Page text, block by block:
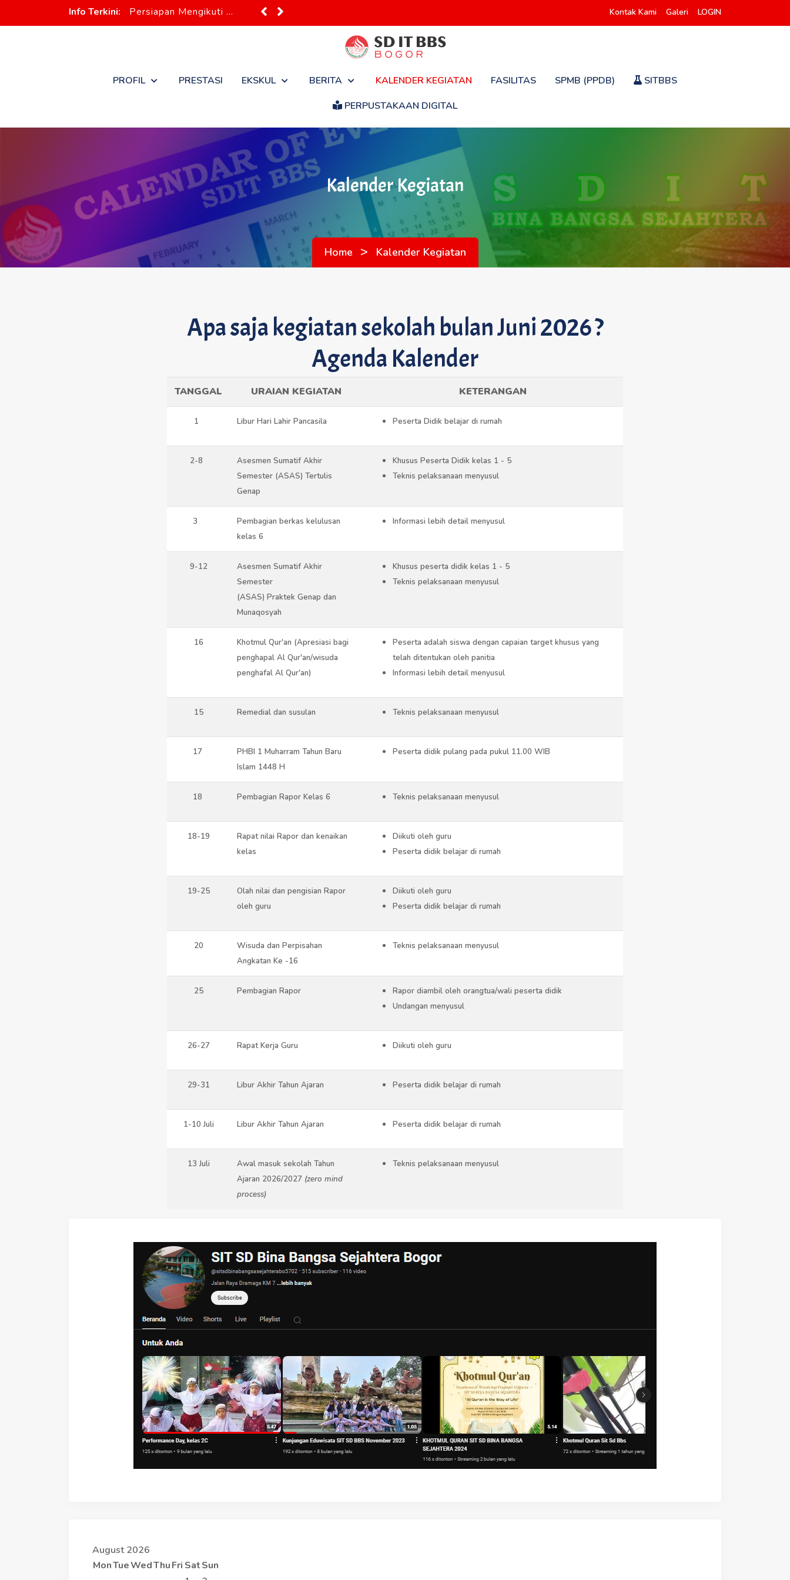
Info Terkini: Persiapan Masuk Seko... Kontak Kami Galeri LOGIN
PROFIL PRESTASI EKSKUL BERITA KALENDER KEGIATAN FASILITAS SPMB (PPDB)
SITBBS
PERPUSTAKAAN DIGITAL
Kalender Kegiatan
Home > Kalender Kegiatan
Apa saja kegiatan sekolah bulan Juni 2026 ?
Agenda Kalender
TANGGAL URAIAN KEGIATAN KETERANGAN
1 Libur Hari Lahir Pancasila Peserta Didik belajar di rumah
2-8
Asesmen Sumatif Akhir
Semester (ASAS) Tertulis
Genap
Khusus Peserta Didik kelas 1 - 5
Teknis pelaksanaan menyusul
3
Pembagian berkas kelulusan
kelas 6
Informasi lebih detail menyusul
9-12
Asesmen Sumatif Akhir
Semester
(ASAS) Praktek Genap dan
Munaqosyah
Khusus peserta didik kelas 1 - 5
Teknis pelaksanaan menyusul
16
Khotmul Qur'an (Apresiasi bagi
penghapal Al Qur'an/wisuda
penghafal Al Qur'an)
Peserta adalah siswa dengan capaian target khusus yang
telah ditentukan oleh panitia
Informasi lebih detail menyusul
15 Remedial dan susulan Teknis pelaksanaan menyusul
17
PHBI 1 Muharram Tahun Baru
Islam 1448 H
Peserta didik pulang pada pukul 11.00 WIB
18 Pembagian Rapor Kelas 6 Teknis pelaksanaan menyusul
18-19
Rapat nilai Rapor dan kenaikan
kelas
Diikuti oleh guru
Peserta didik belajar di rumah
19-25
Olah nilai dan pengisian Rapor
oleh guru
Diikuti oleh guru
Peserta didik belajar di rumah
20
Wisuda dan Perpisahan
Angkatan Ke -16
Teknis pelaksanaan menyusul
25 Pembagian Rapor
Rapor diambil oleh orangtua/wali peserta didik
Undangan menyusul
26-27 Rapat Kerja Guru Diikuti oleh guru
29-31 Libur Akhir Tahun Ajaran Peserta didik belajar di rumah
1-10 Juli Libur Akhir Tahun Ajaran Peserta didik belajar di rumah
13 Juli
Awal masuk sekolah Tahun
Ajaran 2026/2027 (zero mind
process)
Teknis pelaksanaan menyusul
August 2026
MonTueWedThuFri SatSun